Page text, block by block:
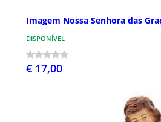
Imagem Nossa Senhora das
DISPONÍVEL
€ 17,00